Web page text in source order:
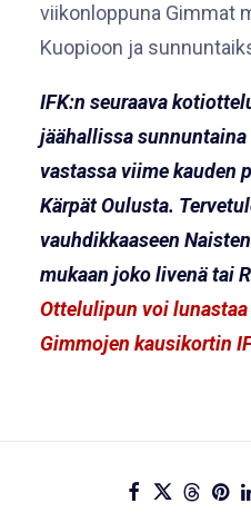
viikonloppuna Gimmat
Kuopioon ja
IFK:n seuraava
jäähallissa
vastassa viime kauden
Kärpät Oulusta.
vauhdikkaaseen
mukaan joko livenä tai
Ottelulipun voi
Gimmojen kausikortin